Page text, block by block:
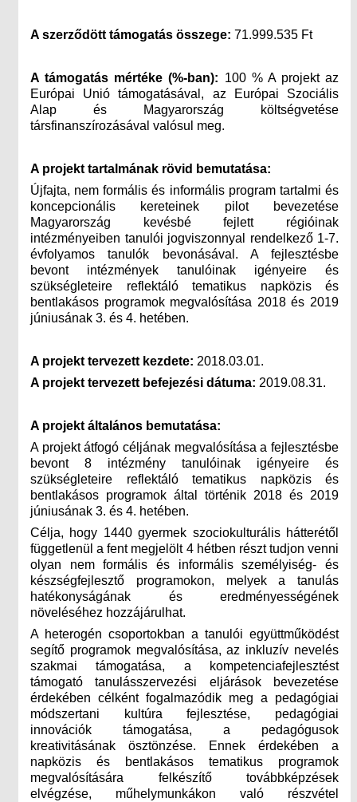
A szerződött támogatás összege: 71.999.535 Ft
A támogatás mértéke (%-ban): 100 % A projekt az
Európai Unió támogatásával, az Európai Szociális
Alap és Magyarország költségvetése
társfinanszírozásával valósul meg.
A projekt tartalmának rövid bemutatása:
Újfajta, nem formális és informális program tartalmi és
koncepcionális kereteinek pilot bevezetése
Magyarország kevésbé fejlett régióinak
intézményeiben tanulói jogviszonnyal rendelkező 1-7.
évfolyamos tanulók bevonásával. A fejlesztésbe
bevont intézmények tanulóinak igényeire és
szükségleteire reflektáló tematikus napközis és
bentlakásos programok megvalósítása 2018 és 2019
júniusának 3. és 4. hetében.
A projekt tervezett kezdete: 2018.03.01.
A projekt tervezett befejezési dátuma: 2019.08.31.
A projekt általános bemutatása:
A projekt átfogó céljának megvalósítása a fejlesztésbe
bevont 8 intézmény tanulóinak igényeire és
szükségleteire reflektáló tematikus napközis és
bentlakásos programok által történik 2018 és 2019
júniusának 3. és 4. hetében.
Célja, hogy 1440 gyermek szociokulturális hátterétől
függetlenül a fent megjelölt 4 hétben részt tudjon venni
olyan nem formális és informális személyiség- és
készségfejlesztő programokon, melyek a tanulás
hatékonyságának és eredményességének
növeléséhez hozzájárulhat.
A heterogén csoportokban a tanulói együttműködést
segítő programok megvalósítása, az inkluzív nevelés
szakmai támogatása, a kompetenciafejlesztést
támogató tanulásszervezési eljárások bevezetése
érdekében célként fogalmazódik meg a pedagógiai
módszertani kultúra fejlesztése, pedagógiai
innovációk támogatása, a pedagógusok
kreativitásának ösztönzése. Ennek érdekében a
napközis és bentlakásos tematikus programok
megvalósítására felkészítő továbbképzések
elvégzése, műhelymunkákon való részvétel